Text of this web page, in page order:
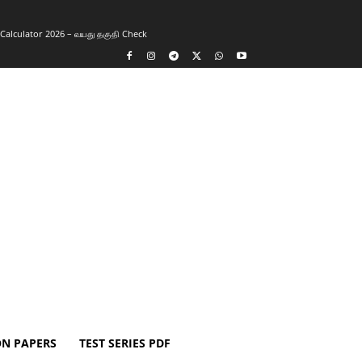
2026 – வயது தகுதி Check
PAPERS TEST SERIES PDF